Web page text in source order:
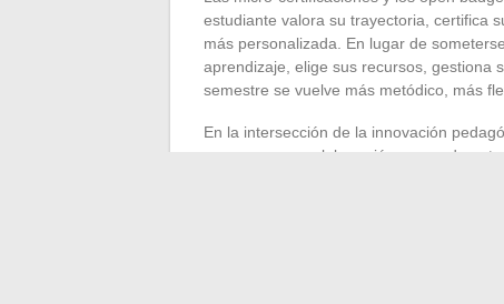
estudiante valora su trayectoria, certifica
más personalizada. En lugar de
aprendizaje, elige sus recursos, gestiona
semestre se vuelve más metódico, más
En la intersección de la innovación
apoya en una colaboración renovada